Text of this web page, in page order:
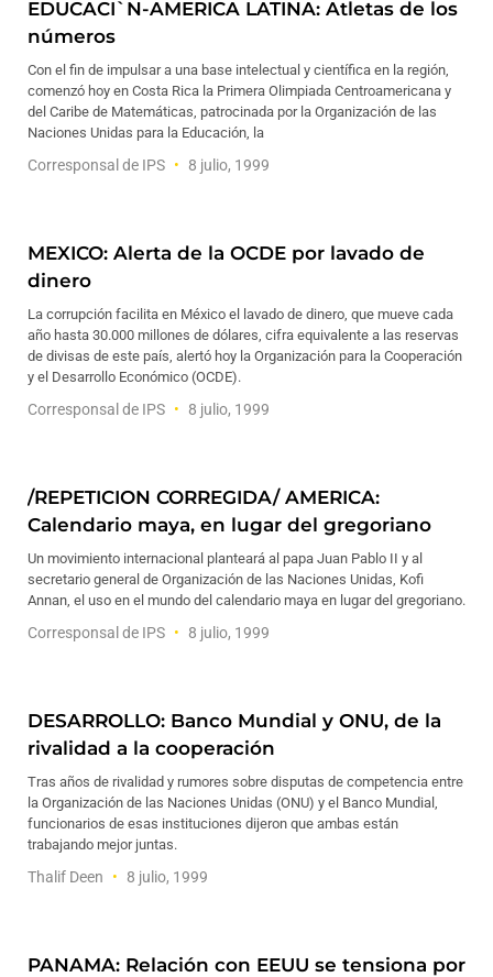
EDUCACI`N-AMERICA LATINA: Atletas de los
números
Con el fin de impulsar a una base intelectual y científica en la región,
comenzó hoy en Costa Rica la Primera Olimpiada Centroamericana y
del Caribe de Matemáticas, patrocinada por la Organización de las
Naciones Unidas para la Educación, la
Corresponsal de IPS 8 julio, 1999
MEXICO: Alerta de la OCDE por lavado de
dinero
La corrupción facilita en México el lavado de dinero, que mueve cada
año hasta 30.000 millones de dólares, cifra equivalente a las reservas
de divisas de este país, alertó hoy la Organización para la Cooperación
y el Desarrollo Económico (OCDE).
Corresponsal de IPS 8 julio, 1999
/REPETICION CORREGIDA/ AMERICA:
Calendario maya, en lugar del gregoriano
Un movimiento internacional planteará al papa Juan Pablo II y al
secretario general de Organización de las Naciones Unidas, Kofi
Annan, el uso en el mundo del calendario maya en lugar del gregoriano.
Corresponsal de IPS 8 julio, 1999
DESARROLLO: Banco Mundial y ONU, de la
rivalidad a la cooperación
Tras años de rivalidad y rumores sobre disputas de competencia entre
la Organización de las Naciones Unidas (ONU) y el Banco Mundial,
funcionarios de esas instituciones dijeron que ambas están
trabajando mejor juntas.
Thalif Deen 8 julio, 1999
PANAMA: Relación con EEUU se tensiona por